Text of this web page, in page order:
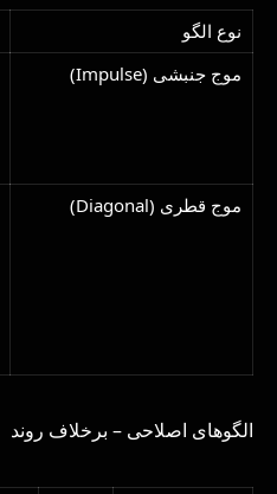
نوع الگو
موج جنبشی (Impulse)
موج قطری (Diagonal)
الگوهای اصلاحی – برخلاف روند